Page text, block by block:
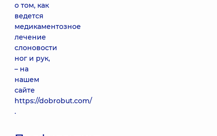
о том, как
ведется
медикаментозное
лечение
слоновости
ног и рук,
– на
нашем
сайте
https://dobrobut.com/
.